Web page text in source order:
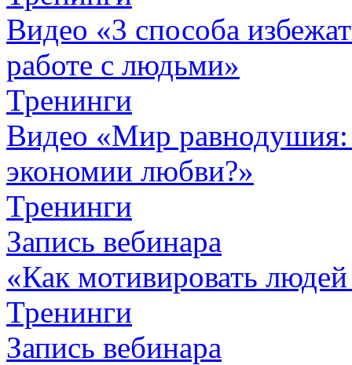
Видео «3 способа
работе с людьми»
Тренинги
Видео «Мир равнодушия:
экономии любви?»
Тренинги
Запись вебинара
«Как мотивировать
Тренинги
Запись вебинара